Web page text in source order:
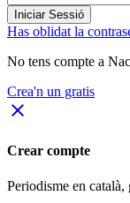
Iniciar Sessió
Has oblidat la
No tens compte a
Crea'n un gratis
close
Crear compte
Periodisme en català,